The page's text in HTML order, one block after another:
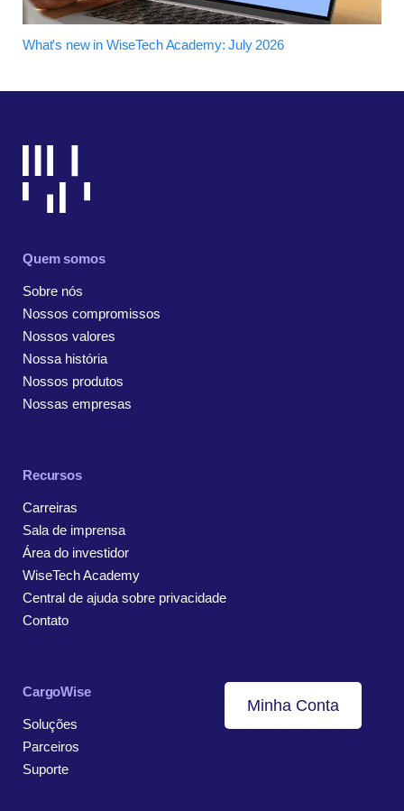
What's new in WiseTech Academy: July 2026
Quem somos
Sobre nós
Nossos compromissos
Nossos valores
Nossa história
Nossos produtos
Nossas empresas
Recursos
Carreiras
Sala de imprensa
Área do investidor
WiseTech Academy
Central de ajuda sobre privacidade
Contato
CargoWise
Soluções
Parceiros
Suporte
Minha Conta